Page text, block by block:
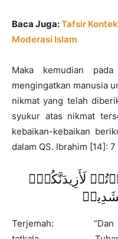
Baca Juga:Tafsir
Moderasi Islam
Maka kemudian
mengingatkan manusia
nikmat yang telah
syukur atas nikmat
kebaikan-kebaikan
dalam QS. Ibrahim [14]:
لَأَزِيدَنَّكُمۡۖ
Terjemah: